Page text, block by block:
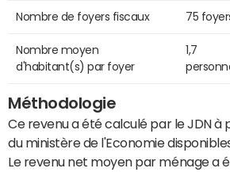
Nombre de foyers fiscaux 75
Nombre moyen
d'habitant(s) par foyer
1,7
Méthodologie
Ce revenu a été calculé par le JDN à
du ministère de l'Economie
Le revenu net moyen par ménage a